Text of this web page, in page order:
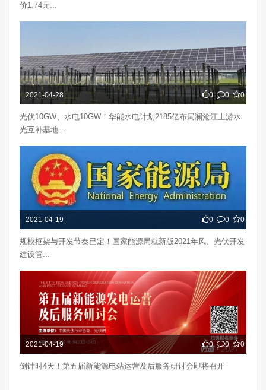
价1.74元...
2021-04-28 0 0 0
光伏10GW、水电10GW！华能水电计划2185亿布局澜沧江上游水
光互补基地...
2021-04-19 0 0 0
规模框架与开发节奏已定！国家能源局就新版2021年风、光伏开发
建设管...
2021-04-19 0 0 0
倒计时4天！第五届新能源电站运营及后服务研讨会即将召开